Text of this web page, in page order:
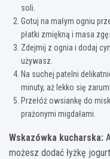
soli.
Gotuj na małym ogniu
płatki zmiękną i masa
Zdejmij z ognia i dodaj
używasz.
Na suchej patelni
minuty, aż lekko się
Przełóż owsiankę do
prażonymi migdałami.
Wskazówka kucharska:
możesz dodać łyżkę